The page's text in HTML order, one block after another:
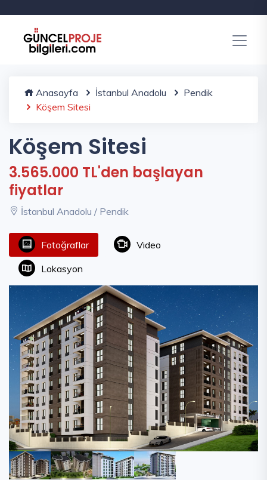
Anasayfa İstanbul Anadolu
Pendik
Köşem Sitesi
Köşem Sitesi
3.565.000 TL'den başlayan
fiyatlar
İstanbul Anadolu / Pendik
Fotoğraflar
Video
Lokasyon